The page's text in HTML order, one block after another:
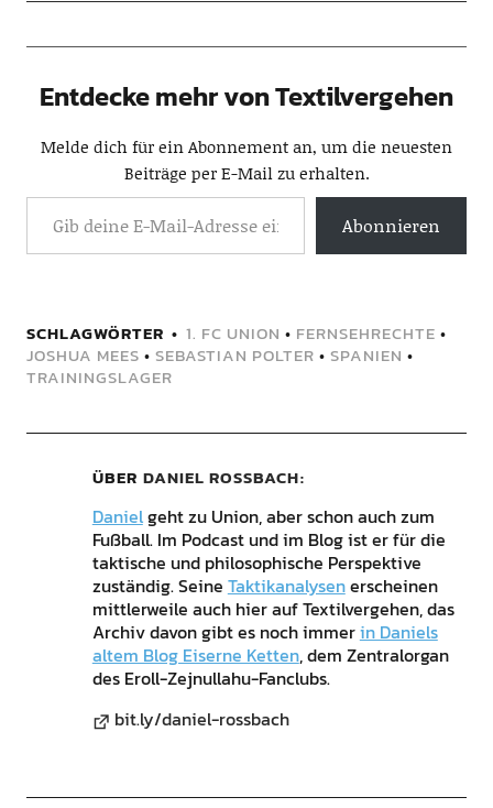
Entdecke mehr von Textilvergehen
Melde dich für ein Abonnement an, um die neuesten
Beiträge per E-Mail zu erhalten.
Abonnieren
SCHLAGWÖRTER 1. FC UNION • FERNSEHRECHTE •
JOSHUA MEES • SEBASTIAN POLTER • SPANIEN •
TRAININGSLAGER
ÜBER DANIEL ROSSBACH
Danielgeht zu Union, aber schon auch zum
Fußball. Im Podcast und im Blog ist er für die
taktische und philosophische Perspektive
zuständig. Seine Taktikanalysenerscheinen
mittlerweile auch hier auf Textilvergehen, das
Archiv davon gibt es noch immerin Daniels
altem Blog Eiserne Ketten, dem Zentralorgan
des Eroll-Zejnullahu-Fanclubs.
bit.ly/daniel-rossbach